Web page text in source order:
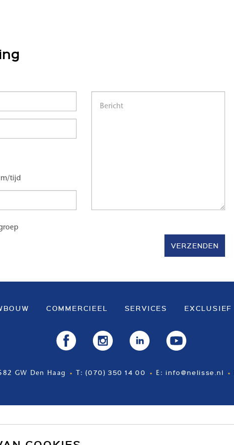
tijd
VERZENDEN
COMMERCIEEL SERVICES EXCLUSIEF
GW Den Haag T:(070) 350 14 00 E: info@nelisse.nl